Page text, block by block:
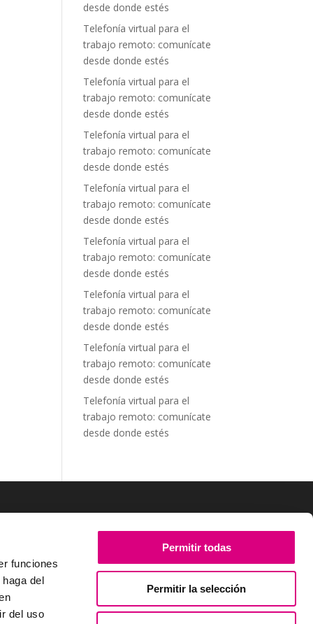
funciones
del
del uso
Permitir todas
Permitir la selección
desde donde estés
Telefonía virtual para el
trabajo remoto: comunícate
desde donde estés
Telefonía virtual para el
trabajo remoto: comunícate
desde donde estés
Telefonía virtual para el
trabajo remoto: comunícate
desde donde estés
Telefonía virtual para el
trabajo remoto: comunícate
desde donde estés
Telefonía virtual para el
trabajo remoto: comunícate
desde donde estés
Telefonía virtual para el
trabajo remoto: comunícate
desde donde estés
Telefonía virtual para el
trabajo remoto: comunícate
desde donde estés
Telefonía virtual para el
trabajo remoto: comunícate
desde donde estés